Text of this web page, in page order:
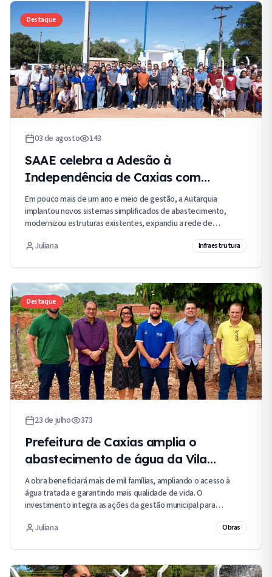
Destaque
03 de agosto 143
SAAE celebra a Adesão à
Independência de Caxias com
modernização e investimentos em
saneamento
Em pouco mais de um ano e meio de gestão, a Autarquia
implantou novos sistemas simplificados de abastecimento,
modernizou estruturas existentes, expandiu a rede de
novas ligações de água, investiu na automação dos sistemas,
colaboradores com novos EPIs e fardamentos.
Juliana Infraestrutura
Destaque
23 de julho 373
Prefeitura de Caxias amplia o
abastecimento de água da Vila
Conquista
A obra beneficiará mais de mil famílias, ampliando o acesso à
água tratada e garantindo mais qualidade de vida. O
investimento integra as ações da gestão municipal para
dignidade para a população.
Juliana Obras